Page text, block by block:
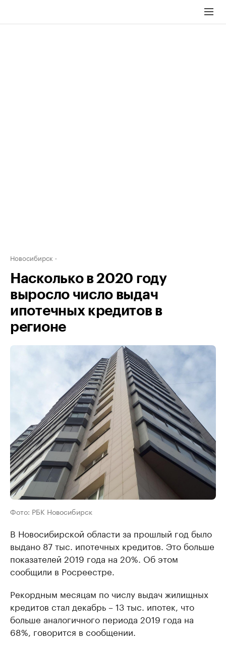
Новосибирск
Насколько в 2020 году
выросло число выдач
ипотечных кредитов в
регионе
Фото: РБК Новосибирск
В Новосибирской области за прошлый год было
выдано 87 тыс. ипотечных кредитов. Это больше
показателей 2019 года на 20%. Об этом
сообщили в Росреестре.
Рекордным месяцам по числу выдач жилищных
кредитов стал декабрь – 13 тыс. ипотек, что
больше аналогичного периода 2019 года на
68%, говорится в сообщении.